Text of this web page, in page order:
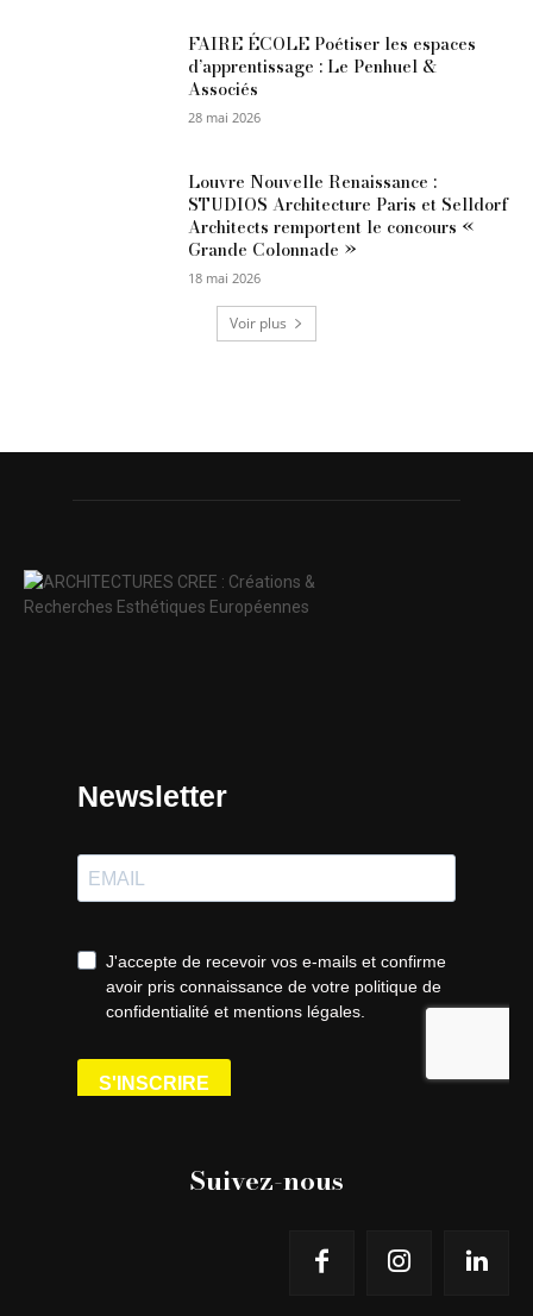
FAIRE ÉCOLE Poétiser les espaces
d’apprentissage : Le Penhuel &
Associés
28 mai 2026
Louvre Nouvelle Renaissance :
STUDIOS Architecture Paris et Selldorf
Architects remportent le concours «
Grande Colonnade »
18 mai 2026
Voir plus
Suivez-nous